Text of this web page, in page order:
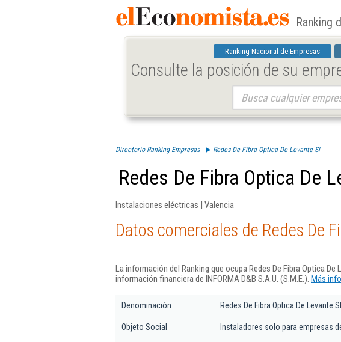
Ranking
Ranking Nacional de Empresas
Consulte la posición de su
Directorio Ranking Empresas Redes De Fibra Optica De Levante Sl
Redes De Fibra Optica De
Instalaciones eléctricas | Valencia
Datos comerciales de Redes De
La información del Ranking que ocupa Redes De Fibra Optica
información financiera de INFORMA D&B S.A.U. (S.M.E.). Más
Denominación Redes De Fibra Optica De Levante Sl
Objeto Social Instaladores solo para empresas